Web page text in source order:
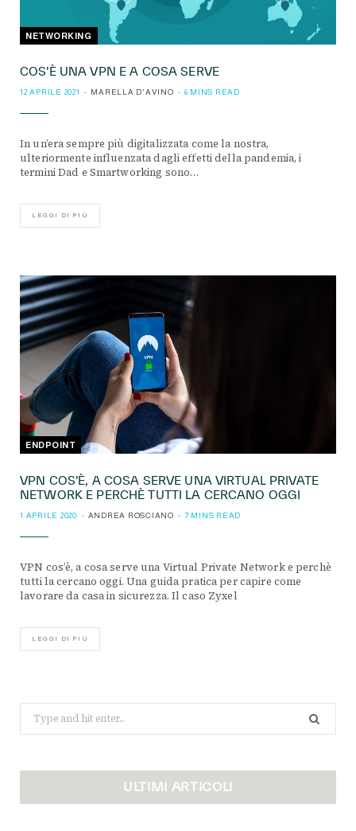
NETWORKING
COS’È UNA VPN E A COSA SERVE
12 APRILE 2021 MARELLA D'AVINO 6 MINS READ
In un’era sempre più digitalizzata come la nostra,
ulteriormente influenzata dagli effetti della pandemia, i
termini Dad e Smartworking sono…
LEGGI DI PIÙ
ENDPOINT
VPN COS’È, A COSA SERVE UNA VIRTUAL PRIVATE
NETWORK E PERCHÈ TUTTI LA CERCANO OGGI
1 APRILE 2020 ANDREA ROSCIANO 7 MINS READ
VPN cos’è, a cosa serve una Virtual Private Network e perchè
tutti la cercano oggi. Una guida pratica per capire come
lavorare da casa in sicurezza. Il caso Zyxel
LEGGI DI PIÙ
Search
for:
ULTIMI ARTICOLI